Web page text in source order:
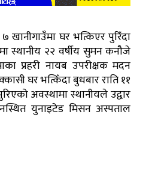
खानीगाउँमा घर भत्किएर पुरिँदा
स्थानीय २२ वर्षीय सुमन कनौजे
प्रहरी नायब उपरीक्षक मदन
घर भत्किँदा बुधबार राति ११
अवस्थामा स्थानीयले उद्वार
युनाइटेड मिसन अस्पताल